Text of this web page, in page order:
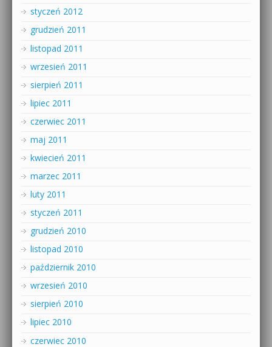
styczeń 2012
grudzień 2011
listopad 2011
wrzesień 2011
sierpień 2011
lipiec 2011
czerwiec 2011
maj 2011
kwiecień 2011
marzec 2011
luty 2011
styczeń 2011
grudzień 2010
listopad 2010
październik 2010
wrzesień 2010
sierpień 2010
lipiec 2010
czerwiec 2010